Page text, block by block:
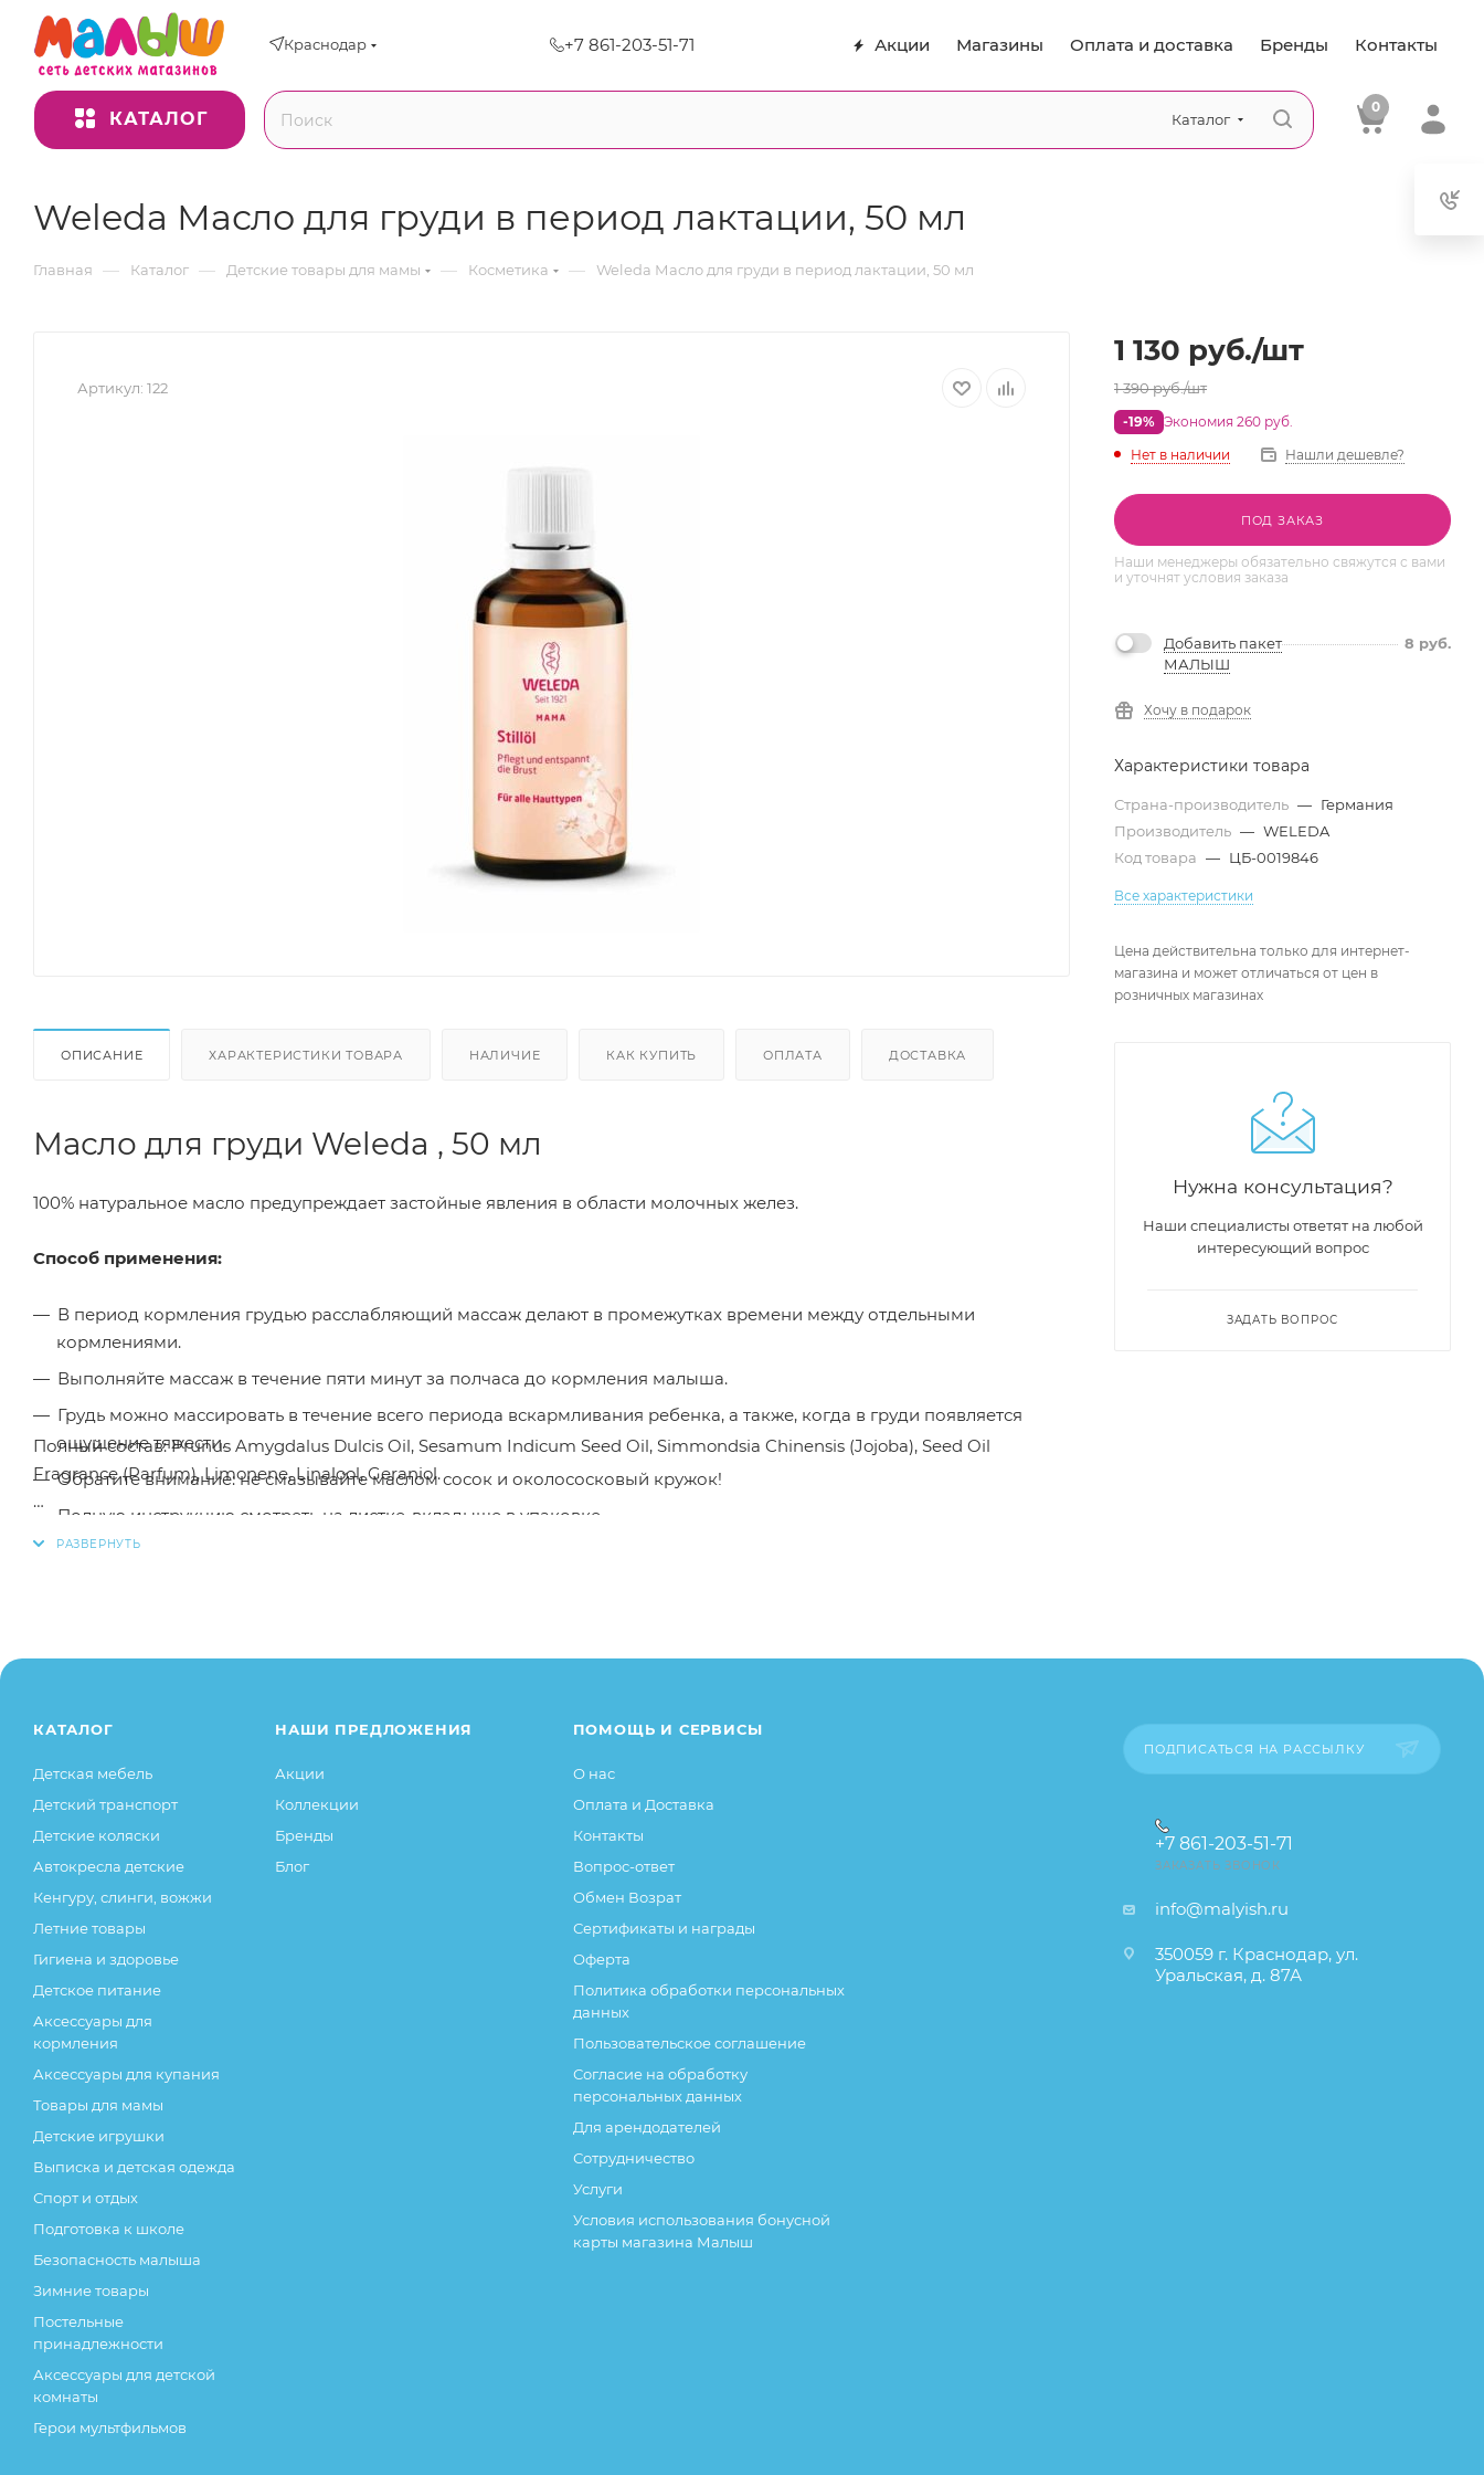
Краснодар +7 861-203-51-71 Акции Магазины Оплата и доставка Бренды Контакты
КАТАЛОГ Каталог
0
Weleda Масло для груди в период лактации, 50 мл
Главная — Каталог — Детские товары для мамы — Косметика — Weleda Масло для груди в период лактации, 50 мл
Артикул: 122
ОПИСАНИЕ ХАРАКТЕРИСТИКИ ТОВАРА НАЛИЧИЕ КАК КУПИТЬ ОПЛАТА ДОСТАВКА
Масло для груди Weleda , 50 мл
100% натуральное масло предупреждает застойные явления в области молочных желез.
Способ применения:
В период кормления грудью расслабляющий массаж делают в промежутках времени между отдельными
кормлениями.
Выполняйте массаж в течение пяти минут за полчаса до кормления малыша.
Грудь можно массировать в течение всего периода вскармливания ребенка, а также, когда в груди появляется
ощущение тяжести.
Обратите внимание: не смазывайте маслом сосок и околососковый кружок!
Полную инструкцию смотреть на листке-вкладыше в упаковке.
Полный состав: Prunus Amygdalus Dulcis Oil, Sesamum Indicum Seed Oil, Simmondsia Chinensis (Jojoba), Seed Oil
Fragrance (Parfum), Limonene, Linalool, Geraniol.
остаются без изменений.
1 130 руб./шт
1 390руб./шт
-19% Экономия 260 руб.
Нет в наличии
Нашли дешевле?
ПОД ЗАКАЗ
Наши менеджеры обязательно свяжутся с вами
и уточнят условия заказа
Добавить пакет
МАЛЫШ
8 руб.
Хочу в подарок
Характеристики товара
Страна-производитель — Германия
Производитель — WELEDA
Код товара — ЦБ-0019846
Все характеристики
Цена действительна только для интернет-
магазина и может отличаться от цен в
розничных магазинах
Нужна консультация?
Наши специалисты ответят на любой
интересующий вопрос
ЗАДАТЬ ВОПРОС
КАТАЛОГ
Детская мебель
Детский транспорт
Детские коляски
Автокресла детские
Кенгуру, слинги, вожжи
Летние товары
Гигиена и здоровье
Детское питание
Аксессуары для
кормления
Аксессуары для купания
Товары для мамы
Детские игрушки
Выписка и детская одежда
Спорт и отдых
Подготовка к школе
Безопасность малыша
Зимние товары
Постельные
принадлежности
Аксессуары для детской
комнаты
Герои мультфильмов
НАШИ ПРЕДЛОЖЕНИЯ
Акции
Коллекции
Бренды
Блог
ПОМОЩЬ И СЕРВИСЫ
О нас
Оплата и Доставка
Контакты
Вопрос-ответ
Обмен Возрат
Сертификаты и награды
Оферта
Политика обработки персональных
данных
Пользовательское соглашение
Согласие на обработку
персональных данных
Для арендодателей
Сотрудничество
Услуги
Условия использования бонусной
карты магазина Малыш
ПОДПИСАТЬСЯ НА РАССЫЛКУ
+7 861-203-51-71
ЗАКАЗАТЬ ЗВОНОК
info@malyish.ru
350059 г. Краснодар, ул.
Уральская, д. 87А